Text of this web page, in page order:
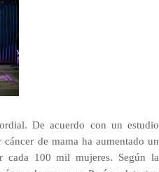
De acuerdo con un estudio
de mama ha aumentado un
cada 100 mil mujeres. Según la